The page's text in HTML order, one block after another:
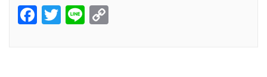
Facebook
Twitter
Line